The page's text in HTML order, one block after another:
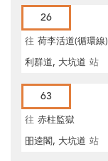
26
往 荷李活道(循環線)
利群道, 大坑道 站
63
往 赤柱監獄
昍逵閣, 大坑道 站